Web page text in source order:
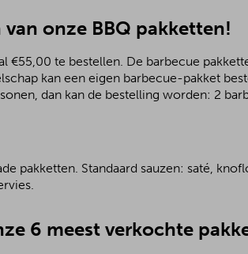
onze BBQ pakketten!
€55,00 te bestellen. De barbecue
kan een eigen barbecue-pakket
dan kan de bestelling worden: 2
pakketten. Standaard sauzen: saté,
6 meest verkochte